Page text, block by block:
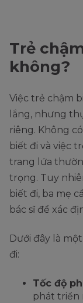
Trẻ
không?
Việc trẻ chậm
lắng, nhưng
riêng. Không
biết đi và việc
trang lứa
trọng. Tuy
biết đi, ba mẹ
bác sĩ để xác
Dưới đây là
đi:
Tốc độ
phát triển